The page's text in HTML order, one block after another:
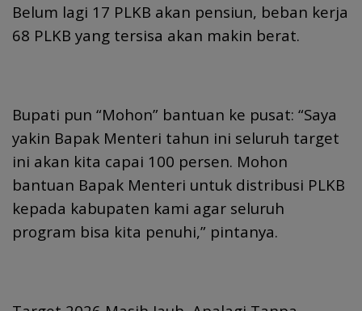
Belum lagi 17 PLKB akan pensiun, beban kerja
68 PLKB yang tersisa akan makin berat.
Bupati pun “Mohon” bantuan ke pusat: “Saya
yakin Bapak Menteri tahun ini seluruh target
ini akan kita capai 100 persen. Mohon
bantuan Bapak Menteri untuk distribusi PLKB
kepada kabupaten kami agar seluruh
program bisa kita penuhi,” pintanya.